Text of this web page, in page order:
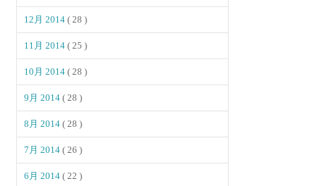
12月 2014( 28 )
11月 2014( 25 )
10月 2014( 28 )
9月 2014( 28 )
8月 2014( 28 )
7月 2014( 26 )
6月 2014( 22 )